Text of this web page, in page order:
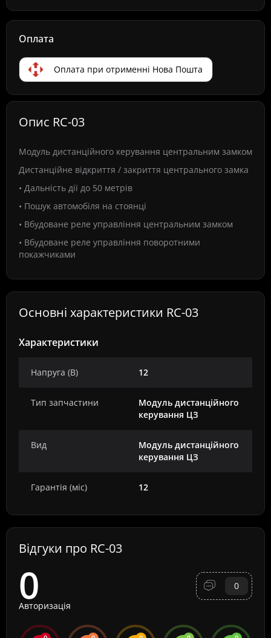
Оплата
Оплата при отрименні Нова Пошта
Опис RC-03
Модуль дистанційного керування центральним замком
Дистанційне відкриття / закриття центрального замка
• Дальність дії до 50 метрів
• Пошук автомобіля на стоянці
• Вбудоване реле управління центральним замком
• Вбудоване реле управління поворотними
покажчиками
Основні характеристики RC-03
Характеристики
Напруга (В) 12
Тип запчастини
Модуль дистанційного
керування ЦЗ
Вид
Модуль дистанційного
керування ЦЗ
Гарантія (міс) 12
Відгуки про RC-03
0
0
Авторизація